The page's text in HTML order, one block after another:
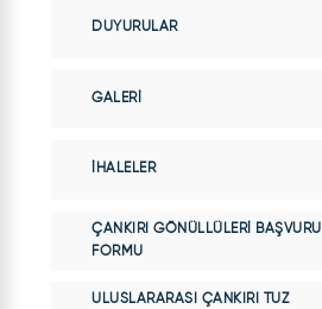
DUYURULAR
GALERI
İHALELER
ÇANKIRI GÖNÜLLÜLERI BAŞVURU
FORMU
ULUSLARARASI ÇANKIRI TUZ